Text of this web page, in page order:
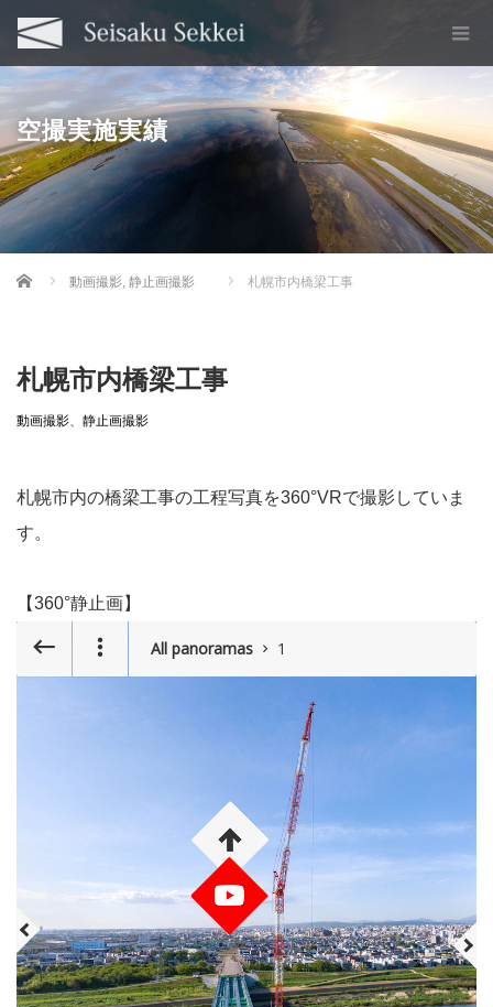
空撮実施実績
Home 動画撮影, 静止画撮影 札幌市内橋梁工事
札幌市内橋梁工事
動画撮影、 静止画撮影
札幌市内の橋梁工事の工程写真を360°VRで撮影していま
す。
【360°静止画】